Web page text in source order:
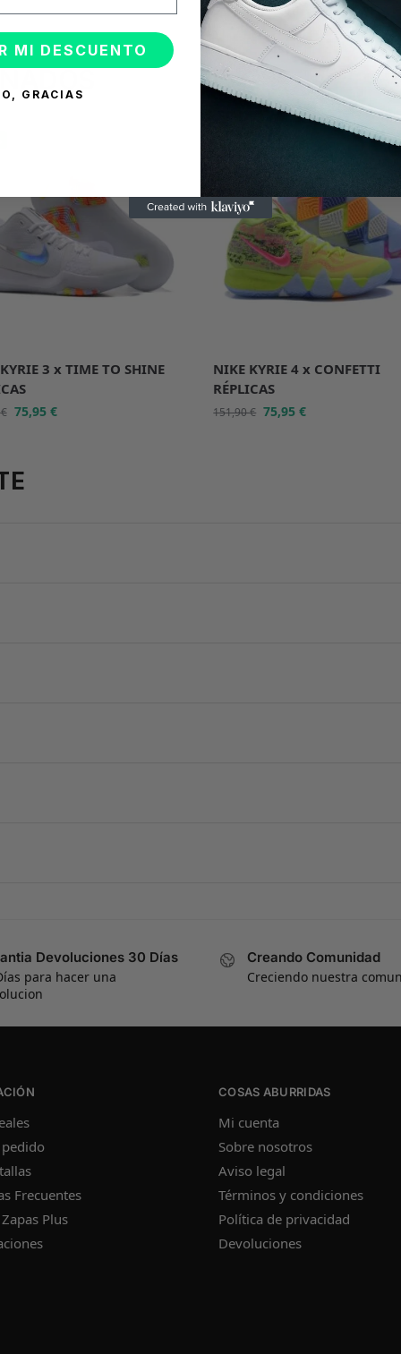
3 x TIME TO SHINE
€ 75,95 €
NIKE KYRIE 4 x CONFETTI
RÉPLICAS
151,90€ 75,95€
Devoluciones 30 Días
para hacer una
Creando Comunidad
Creciendo nuestra
Frecuentes
Plus
COSAS ABURRIDAS
Mi cuenta
Sobre nosotros
Aviso legal
Términos y condiciones
Política de privacidad
Devoluciones
MI DESCUENTO
GRACIAS